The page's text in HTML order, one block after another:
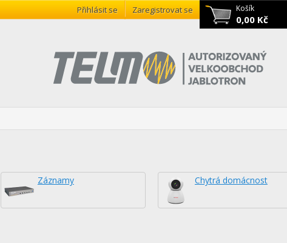
Košík
0,00 Kč
Přihlásit se Zaregistrovat se
Záznamy Chytrá domácnost